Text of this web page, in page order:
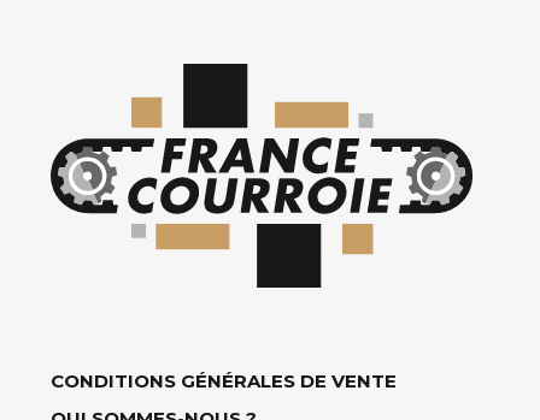
CONDITIONS GÉNÉRALES DE VENTE